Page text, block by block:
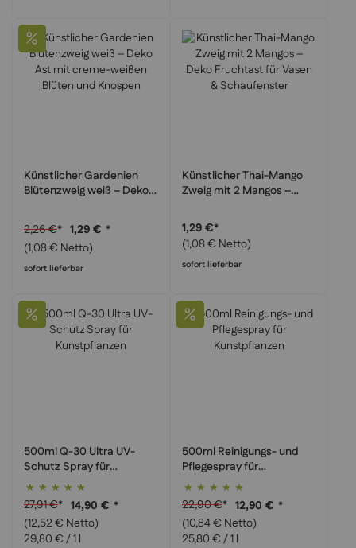
Künstlicher Gardenien
Blütenzweig weiß – Deko
Blüten und Knospen
2,26 €* 1,29 € *
(1,08 € Netto)
sofort lieferbar
Künstlicher Thai-Mango
Zweig mit 2 Mangos –
& Schaufenster
1,29 €*
(1,08 € Netto)
sofort lieferbar
500ml Q-30 Ultra UV-
Schutz Spray für
Kunstpflanzen
Bewertung:
100%
27,91 €* 14,90 € *
(12,52 € Netto)
29,80 € / 1 l
500ml Reinigungs- und
Pflegespray für
Kunstpflanzen
Bewertung:
100%
22,90 €* 12,90 € *
(10,84 € Netto)
25,80 € / 1 l